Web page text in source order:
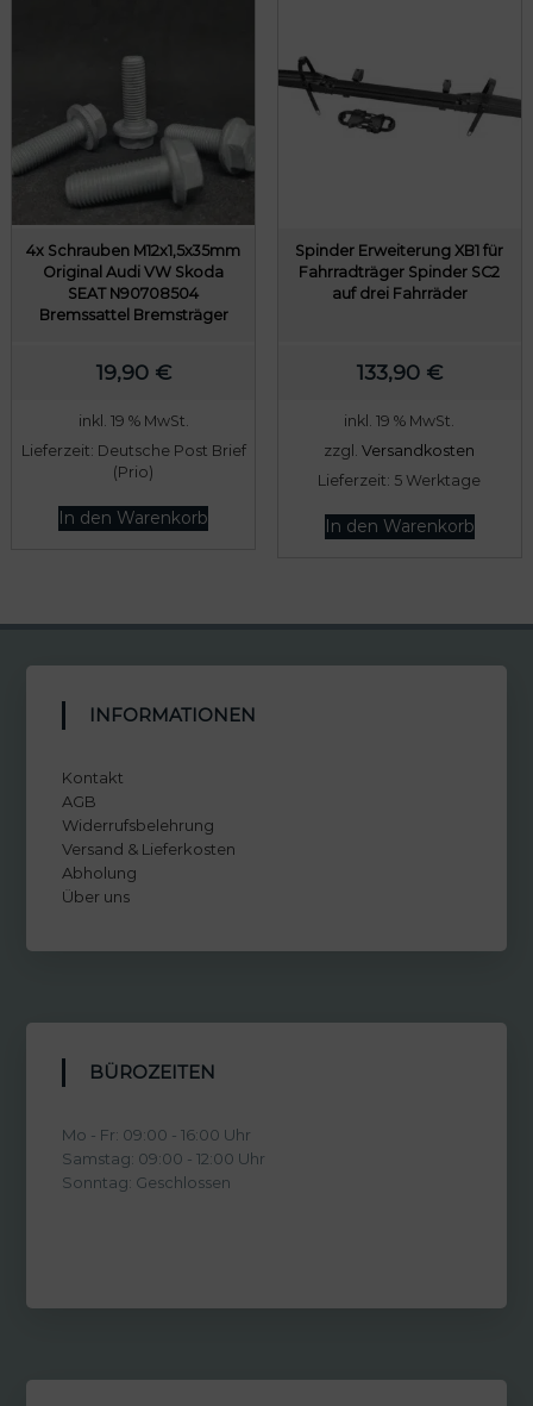
4x Schrauben M12x1,5x35mm
Original Audi VW Skoda
SEAT N90708504
Bremssattel Bremsträger
19,90 €
inkl. 19 % MwSt.
Lieferzeit: Deutsche Post Brief
(Prio)
In den Warenkorb
Spinder Erweiterung XB1 für
Fahrradträger Spinder SC2
auf drei Fahrräder
133,90 €
inkl. 19 % MwSt.
zzgl.Versandkosten
Lieferzeit: 5 Werktage
In den Warenkorb
INFORMATIONEN
Kontakt
AGB
Widerrufsbelehrung
Versand & Lieferkosten
Abholung
Über uns
BÜROZEITEN
Mo - Fr: 09:00 - 16:00 Uhr
Samstag: 09:00 - 12:00 Uhr
Sonntag: Geschlossen